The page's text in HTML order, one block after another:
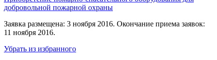
добровольной пожарной охраны
Заявка размещена: 3 ноября 2016. Окончание приема заявок:
11 ноября 2016.
Убрать из избранного